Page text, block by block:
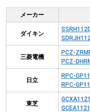
メーカー
ダイキン
三菱電機
PCZ-
PCZ-
日立
RPC-
RPC-
東芝